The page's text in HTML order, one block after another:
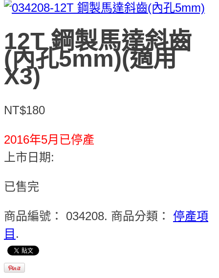
12T 鋼製馬達斜齒
(內孔5mm)(適用
X3)
NT$180
2016年5月已停產
上市日期:
已售完
商品編號： 034208. 商品分類： 停產項
目 .